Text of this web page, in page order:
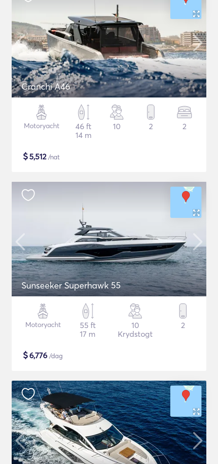
Cranchi A46
Motoryacht
46 ft
14 m
10 2 2
$5,512/nat
Sunseeker Superhawk 55
Motoryacht
55 ft
17 m
10
Krydstogt
2
$6,776 /dag